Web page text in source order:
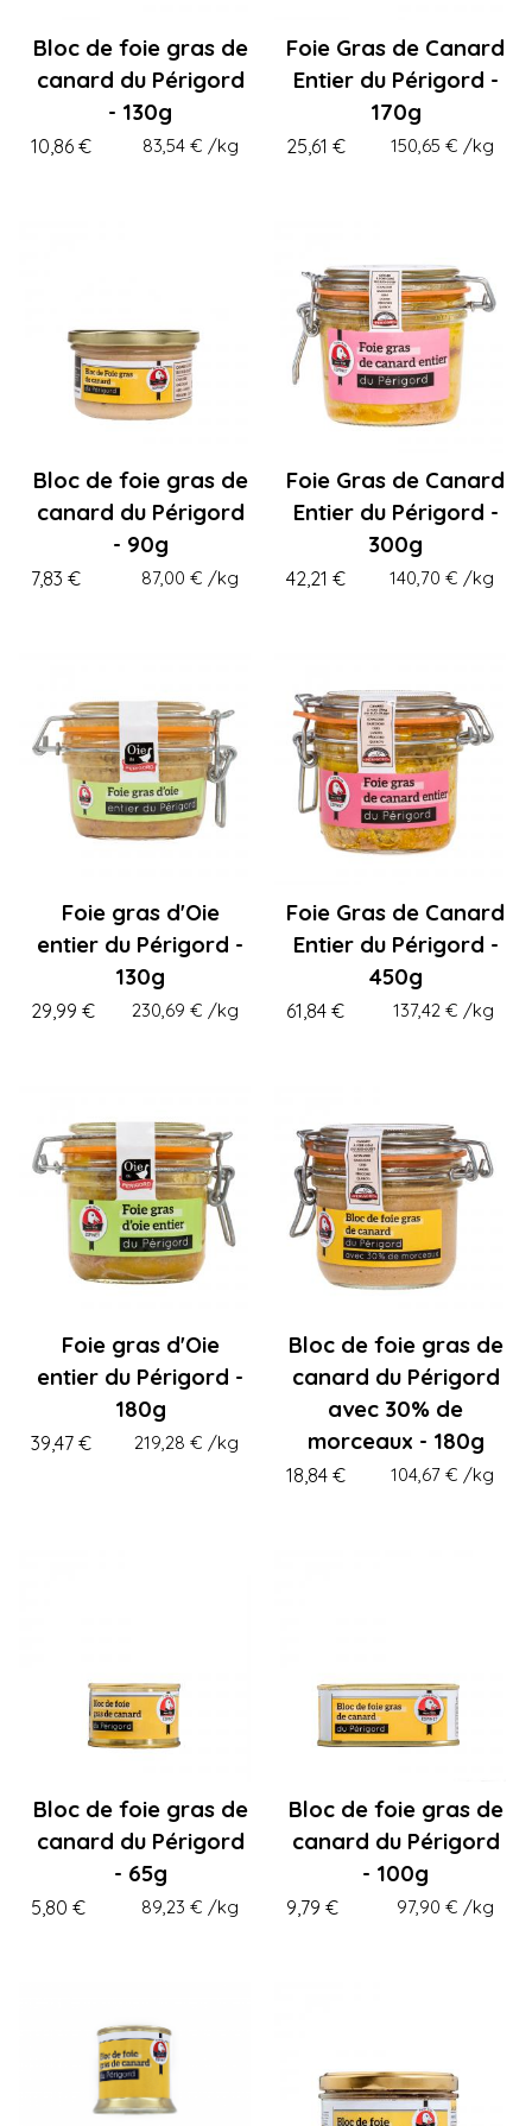
Bloc de foie gras de
canard du Périgord
- 130g
10,86 € 83,54 € /kg
Foie Gras de Canard
Entier du Périgord -
170g
25,61 € 150,65 € /kg
Bloc de foie gras de
canard du Périgord
- 90g
7,83 € 87,00 € /kg
Foie Gras de Canard
Entier du Périgord -
300g
42,21 € 140,70 € /kg
Foie gras d'Oie
entier du Périgord -
130g
29,99 € 230,69 € /kg
Foie Gras de Canard
Entier du Périgord -
450g
61,84 € 137,42 € /kg
Foie gras d'Oie
entier du Périgord -
180g
39,47 € 219,28 € /kg
Bloc de foie gras de
canard du Périgord
avec 30% de
morceaux - 180g
18,84 € 104,67 € /kg
Bloc de foie gras de
canard du Périgord
- 65g
5,80 € 89,23 € /kg
Bloc de foie gras de
canard du Périgord
- 100g
9,79 € 97,90 € /kg